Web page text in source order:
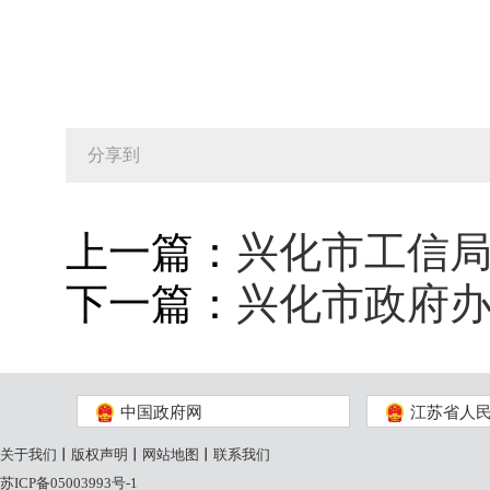
分享到
上一篇： 兴化市工信
下一篇： 兴化市政府
中国政府网 江苏省人
关于我们 版权声明 网站地图
联系我们
苏ICP备05003993号-1